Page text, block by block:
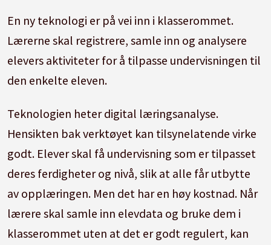
En ny teknologi er på vei inn i klasserommet.
Lærerne skal registrere, samle inn og analysere
elevers aktiviteter for å tilpasse undervisningen til
den enkelte eleven.
Teknologien heter digital læringsanalyse.
Hensikten bak verktøyet kan tilsynelatende virke
godt. Elever skal få undervisning som er tilpasset
deres ferdigheter og nivå, slik at alle får utbytte
av opplæringen. Men det har en høy kostnad. Når
lærere skal samle inn elevdata og bruke dem i
klasserommet uten at det er godt regulert, kan